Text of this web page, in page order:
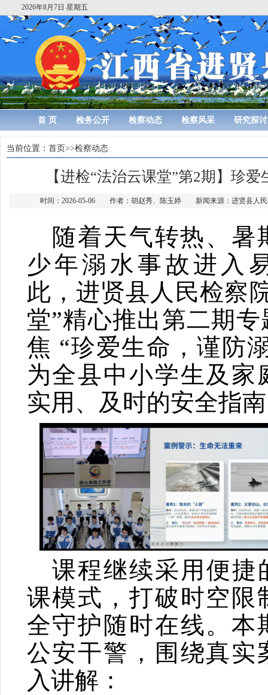
2026年8月7日 星期五
首 页 检务公开 检察动态 检察风采 研究探讨
当前位置： 首页>>检察动态
【进检“法治云课堂”第2期】珍
时间：2026-05-06 作者：胡赵秀、陈玉婷 新闻来源：进贤县人
随着天气转热、暑
少年溺水事故进入
此，进贤县人民检察
堂”精心推出第二期
焦 “珍爱生命，谨防
为全县中小学生及家
实用、及时的安全指
课程继续采用便捷
课模式，打破时空限
全守护随时在线。本
公安干警，围绕真实
入讲解：